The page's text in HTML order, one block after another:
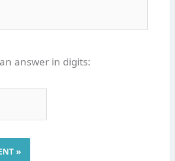
answer in digits: